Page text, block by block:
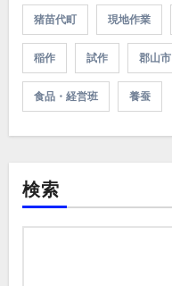
猪苗代町 現地作業
稲作 試作 郡山市
食品・経営班 養蚕
検索